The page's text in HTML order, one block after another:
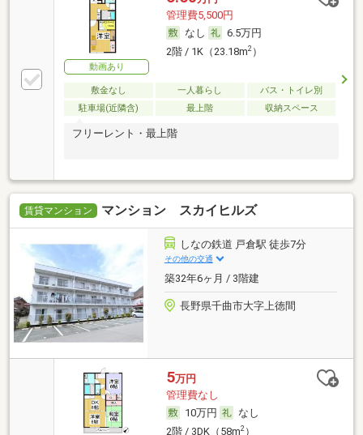
動画あり
管理費5,500円
なし
6.5万円
2階 / 1K（23.18m2）
敷金なし 一人暮らし
バス・トイレ別
駐車場(近隣含)
最上階 収納スペース
フリーレント・最上階
賃貸マンション マンション スカイヒルズ
しなの鉄道 戸倉駅 徒歩7分
その他の交通
築32年6ヶ月 / 3階建
長野県千曲市大字上徳間
5万円
管理費なし
10万円
なし
2階 / 3DK（58m2）